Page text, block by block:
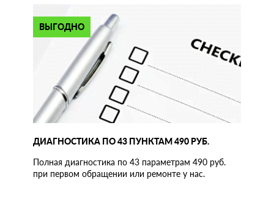
ВЫГОДНО
ДИАГНОСТИКА ПО 43 ПУНКТАМ 490 РУБ.
Полная диагностика по 43 параметрам 490 руб.
при первом обращении или ремонте у нас.